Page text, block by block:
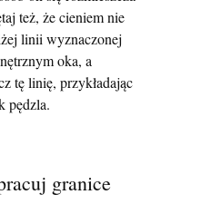
też, że cieniem nie
linii wyznaczonej
oka, a
tę linię, przykładając
pędzla.
granice